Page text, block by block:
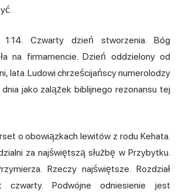
1:14. Czwarty dzień stworzenia. Bóg
na firmamencie. Dzień oddzielony od
lata. Ludowi chrześcijańscy numerolodzy
jako zalążek biblijnego rezonansu tej
o obowiązkach lewitów z rodu Kehata.
za najświętszą służbę w Przybytku.
Rzeczy najświętsze. Rozdział
czwarty. Podwójne odniesienie jest